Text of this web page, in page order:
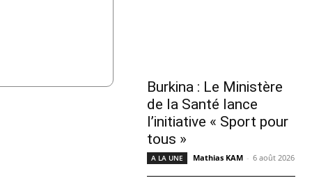
Burkina : Le Ministère
de la Santé lance
l’initiative « Sport pour
tous »
A LA UNE Mathias KAM - 6 août 2026